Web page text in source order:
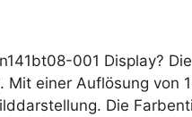
001 Display?
einer Auflösung von
Die